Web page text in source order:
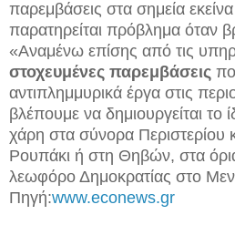
παρεμβάσεις στα σημεία
παρατηρείται πρόβλημα όταν
«Αναμένω επίσης από τις
στοχευμένες παρεμβάσεις
αντιπλημμυρικά έργα στις
βλέπουμε να δημιουργείται το
χάρη στα σύνορα Περιστερίου
Ρουπάκι ή στη Θηβών, στα
λεωφόρο Δημοκρατίας στο
Πηγή:www.econews.gr